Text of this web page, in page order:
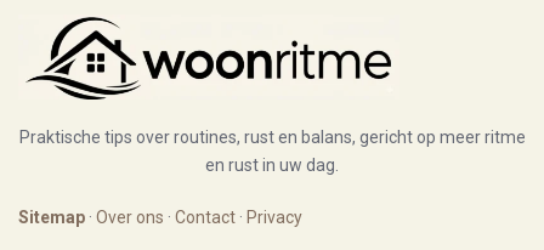
Praktische tips over routines, rust en balans, gericht op meer ritme
en rust in uw dag.
Sitemap · Over ons · Contact · Privacy